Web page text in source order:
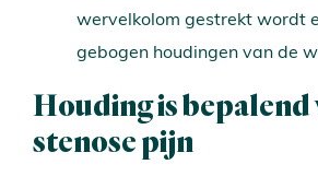
wervelkolom gestrekt wordt
gebogen houdingen van de
Houding is bepalend
stenose pijn